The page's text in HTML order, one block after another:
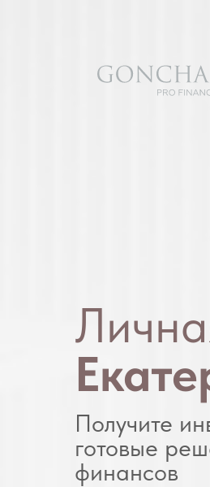
Получите
готовые
финансов